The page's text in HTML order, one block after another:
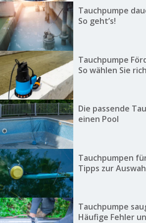
Tauchpumpe
So geht’s!
Tauchpumpe
So wählen Sie
Die passende
einen Pool
Tauchpumpen
Tipps zur
Tauchpumpe
Häufige Fehler